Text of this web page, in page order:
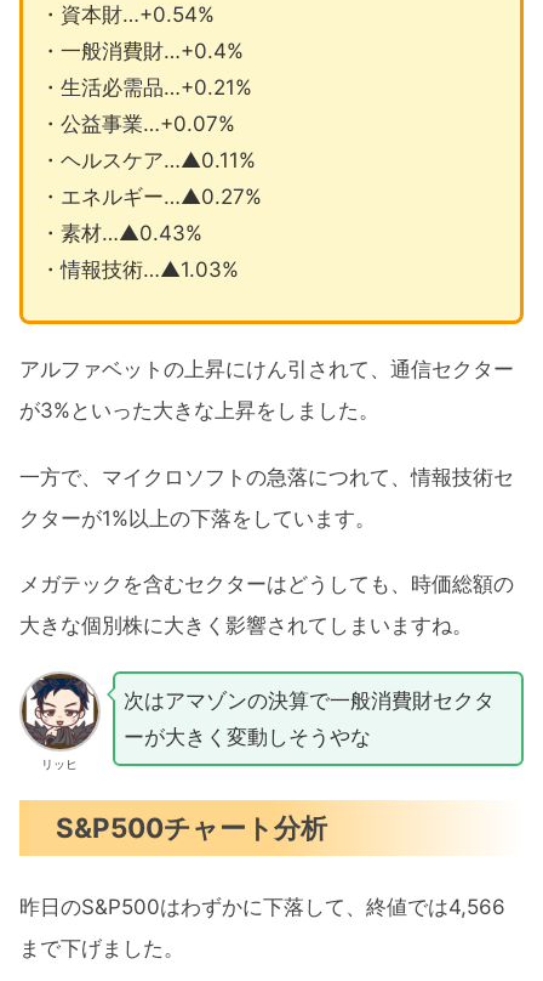
・資本財…+0.54%
・一般消費財…+0.4%
・生活必需品…+0.21%
・公益事業…+0.07%
・ヘルスケア…▲0.11%
・エネルギー…▲0.27%
・素材…▲0.43%
・情報技術…▲1.03%
アルファベットの上昇にけん引されて、通信セクター
が3%といった大きな上昇をしました。
一方で、マイクロソフトの急落につれて、情報技術セ
クターが1%以上の下落をしています。
メガテックを含むセクターはどうしても、時価総額の
大きな個別株に大きく影響されてしまいますね。
リッヒ
次はアマゾンの決算で一般消費財セクタ
ーが大きく変動しそうやな
S&P500チャート分析
昨日のS&P500はわずかに下落して、終値では4,566
まで下げました。